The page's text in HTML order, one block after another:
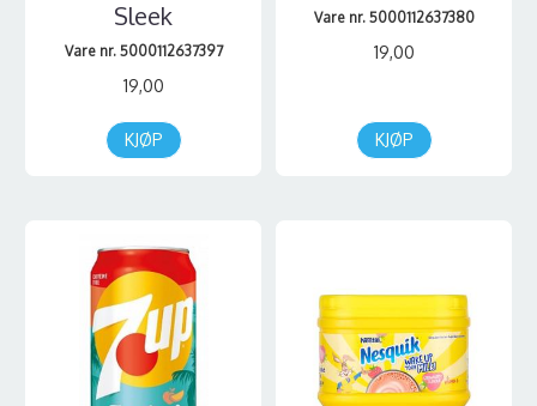
Sleek
Vare nr. 5000112637397
19,00
KJØP
Vare nr. 5000112637380
19,00
KJØP